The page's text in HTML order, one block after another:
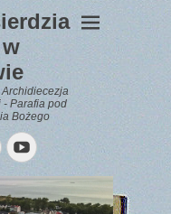
Archidiecezja
- Parafia pod
Bożego
EmailYouTube